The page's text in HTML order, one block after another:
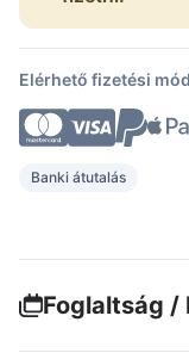
Elérhető fizetési
Banki átutalás
Foglaltság /